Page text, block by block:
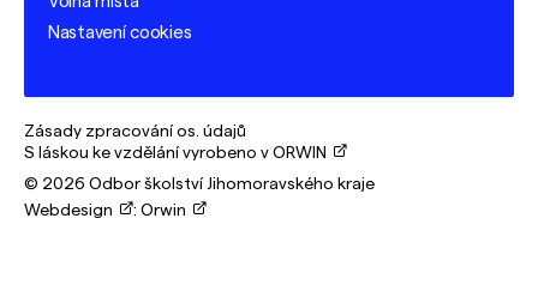
Nastavení cookies
Zásady zpracování os. údajů
S láskou ke vzdělání vyrobeno v ORWIN
© 2026 Odbor školství Jihomoravského kraje
Webdesign
: Orwin